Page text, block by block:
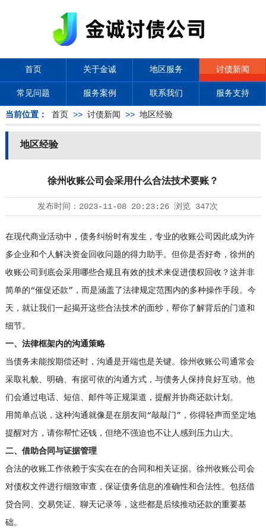
首页 关于金诚 地区服务 讨债新闻
常见问题 服务案例 联系我们 服务支持
当前位置： 首页 >> 讨债新闻 >> 地区经验
地区经验
徐州收账公司会采用什么合法技术要账？
发布时间： 2023-11-08 20:23:26浏览 347次
在现代商业活动中，债务纠纷时有发生，专业的收账公司因此成为许
多企业和个人解决资金回收问题的得力助手。但你是否好奇，徐州的
收账公司到底会采用哪些合规且有效的技术来促进债权回收？这并非
简单的“催促还款”，而是涵盖了法律规定范围内的多种操作手段。今
天，就让我们一起揭开这些合法技术的面纱，帮你了解背后的门道和
细节。
一、法律框架内的沟通策略
当债务未能按期偿还时，沟通是开端也是关键。徐州收账公司通常会
采取礼貌、明确、有据可依的沟通方式，与债务人保持良好互动。他
们会通过电话、短信、邮件等正规渠道，提醒并协商还款计划。
用简单点说，这种沟通就像是在朋友间“敲敲门”，你得轻声而坚定地
提醒对方，请你帮忙还钱，但绝不强迫也不让人感到压力山大。
二、借助合同与证据管理
合法的收账工作依赖于实实在在的合同和相关证据。徐州收账公司会
对债权文件进行细致审查，保证债务信息的准确性和合法性。包括借
贷合同、交易凭证、聊天记录等，这些都是后续推动还款的重要基
础。